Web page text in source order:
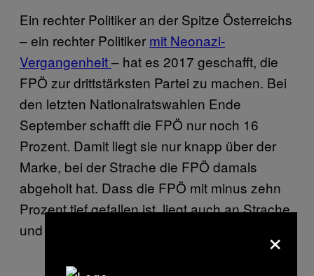
Ein rechter Politiker an der Spitze Österreichs
– ein rechter Politiker mit Neonazi-
Vergangenheit– hat es 2017 geschafft, die
FPÖ zur drittstärksten Partei zu machen. Bei
den letzten Nationalratswahlen Ende
September schafft die FPÖ nur noch 16
Prozent. Damit liegt sie nur knapp über der
Marke, bei der Strache die FPÖ damals
abgeholt hat. Dass die FPÖ mit minus zehn
Prozent tief gefallen ist, liegt auch an Strache
und seinen Skandalen. Was für eine Ironie.×